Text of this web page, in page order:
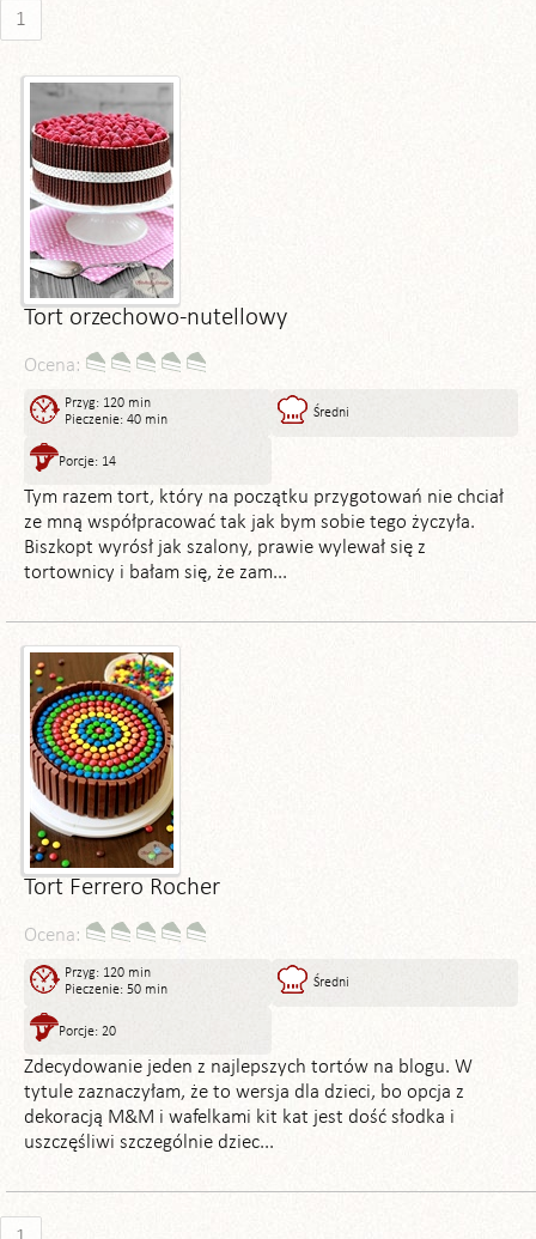
1
Tort orzechowo-nutellowy
Ocena:
Przyg: 120 min
Pieczenie: 40 min
Średni
Porcje: 14
Tym razem tort, który na początku przygotowań nie chciał
ze mną współpracować tak jak bym sobie tego życzyła.
Biszkopt wyrósł jak szalony, prawie wylewał się z
tortownicy i bałam się, że zam...
Tort Ferrero Rocher
Ocena:
Przyg: 120 min
Pieczenie: 50 min
Średni
Porcje: 20
Zdecydowanie jeden z najlepszych tortów na blogu. W
tytule zaznaczyłam, że to wersja dla dzieci, bo opcja z
dekoracją M&M i wafelkami kit kat jest dość słodka i
uszczęśliwi szczególnie dziec...